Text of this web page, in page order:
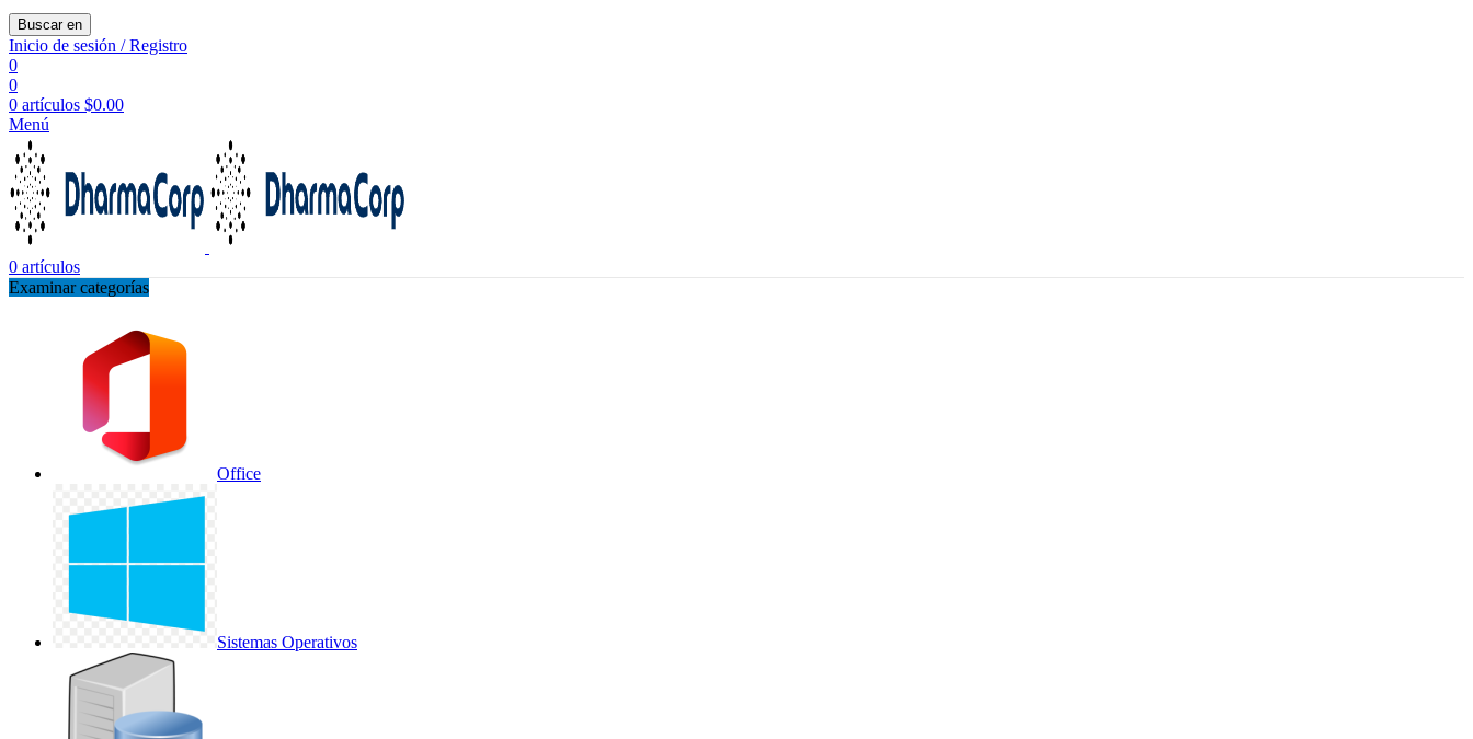
Buscar en
Inicio de sesión / Registro
0
0
0 artículos $0.00
Menú
0 artículos
Examinar categorías
Office
Sistemas Operativos